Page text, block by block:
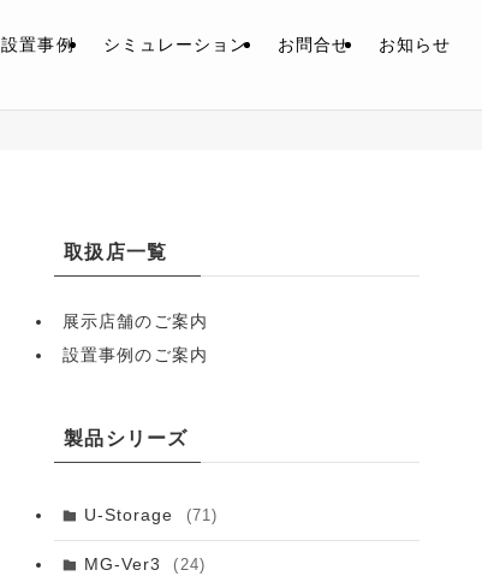
設置事例 シミュレーション お問合せ お知らせ
取扱店一覧
展示店舗のご案内
設置事例のご案内
製品シリーズ
U-Storage (71)
MG-Ver3 (24)